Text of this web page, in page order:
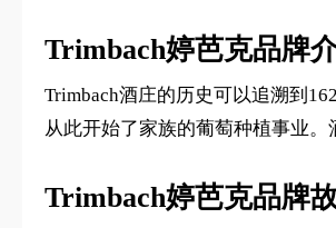
Trimbach婷芭克品牌
Trimbach酒庄的历史可以追溯到
从此开始了家族的葡萄种植事业。
Trimbach婷芭克品牌